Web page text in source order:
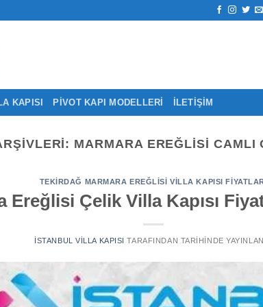
KAPISI PIVOT KAPI MODELLERI İLETIŞIM
MARMARA EREĞLISI CAMLI
TEKIRDAĞ MARMARA EREĞLISI VILLA KAPISI
Ereğlisi Çelik Villa Kapısı
İSTANBUL VILLA KAPISI TARAFINDAN TARIHINDE